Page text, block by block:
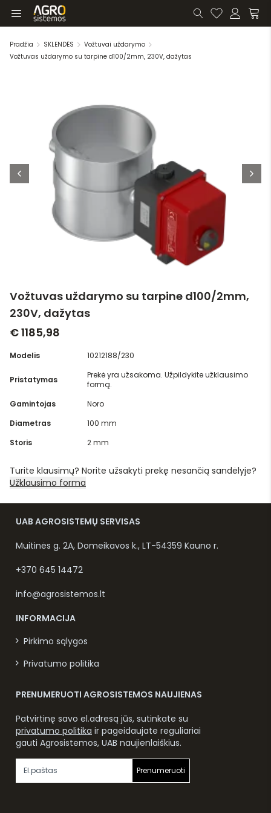
Pradžia SKLENDĖS
Vožtuvai uždarymo
Vožtuvas uždarymo su tarpine d100/2mm, 230V, dažytas
Vožtuvas uždarymo su tarpine d100/2mm,
230V, dažytas
€ 1185,98
Modelis 10212188/230
Pristatymas
Prekė yra užsakoma. Užpildykite užklausimo
formą.
Gamintojas
Noro
Diametras
100 mm
Storis
2 mm
Turite klausimų? Norite užsakyti prekę nesančią sandėlyje?
Užklausimo forma
UAB AGROSISTEMŲ SERVISAS
Muitinės g. 2A, Domeikavos k., LT-54359 Kauno r.
+370 645 14472
info@agrosistemos.lt
INFORMACIJA
Pirkimo sąlygos
Privatumo politika
PRENUMERUOTI AGROSISTEMOS NAUJIENAS
Patvirtinę savo el.adresą jūs, sutinkate su
privatumo politika ir pageidaujate reguliariai
gauti Agrosistemos, UAB naujienlaiškius.
Prenumeruoti